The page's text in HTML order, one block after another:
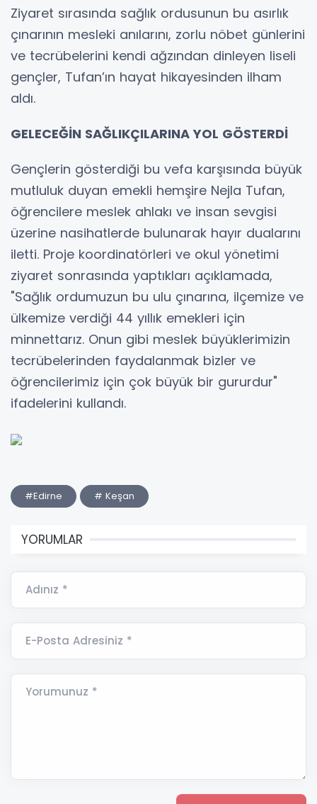
Ziyaret sırasında sağlık ordusunun bu asırlık
çınarının mesleki anılarını, zorlu nöbet günlerini
ve tecrübelerini kendi ağzından dinleyen liseli
gençler, Tufan’ın hayat hikayesinden ilham
aldı.
GELECEĞİN SAĞLIKÇILARINA YOL GÖSTERDİ
Gençlerin gösterdiği bu vefa karşısında büyük
mutluluk duyan emekli hemşire Nejla Tufan,
öğrencilere meslek ahlakı ve insan sevgisi
üzerine nasihatlerde bulunarak hayır dualarını
iletti. Proje koordinatörleri ve okul yönetimi
ziyaret sonrasında yaptıkları açıklamada,
"Sağlık ordumuzun bu ulu çınarına, ilçemize ve
ülkemize verdiği 44 yıllık emekleri için
minnettarız. Onun gibi meslek büyüklerimizin
tecrübelerinden faydalanmak bizler ve
öğrencilerimiz için çok büyük bir gururdur"
ifadelerini kullandı.
#Edirne # Keşan
YORUMLAR
Adınız *
E-Posta Adresiniz *
Yorumunuz *